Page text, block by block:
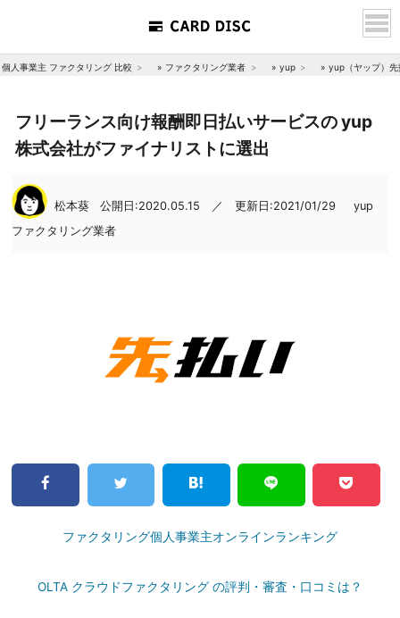
個人事業主 ファクタリング 比較 » ファクタリング業者 » yup » yup（ヤップ）
フリーランス向け報酬即日払いサービスの yup
株式会社がファイナリストに選出
松本葵 公開日:2020.05.15 ／ 更新日:2021/01/29
yup
ファクタリング業者
ファクタリング個人事業主オンラインランキング
OLTA クラウドファクタリング の評判・審査・口コミは？